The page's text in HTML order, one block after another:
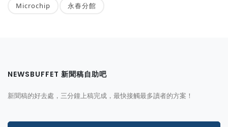
Microchip 永春分館
NEWSBUFFET 新聞稿自助吧
新聞稿的好去處，三分鐘上稿完成，最快接觸最多讀者的方案！